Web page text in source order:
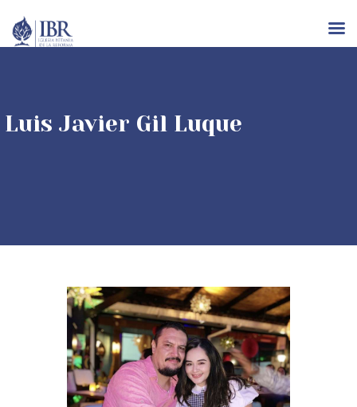
Luis Javier Gil Luque
INICIO